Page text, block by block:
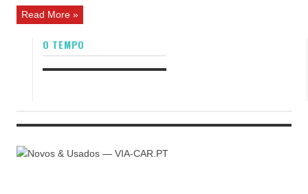
Read More »
O TEMPO